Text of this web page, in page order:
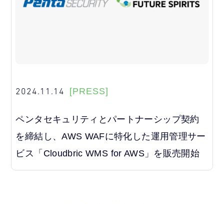
2024.11.14 [PRESS]
ペンタセキュリティとパートナーシップ契約
を締結し、AWS WAFに特化した運用管理サー
ビス「Cloudbric WMS for AWS」を販売開始